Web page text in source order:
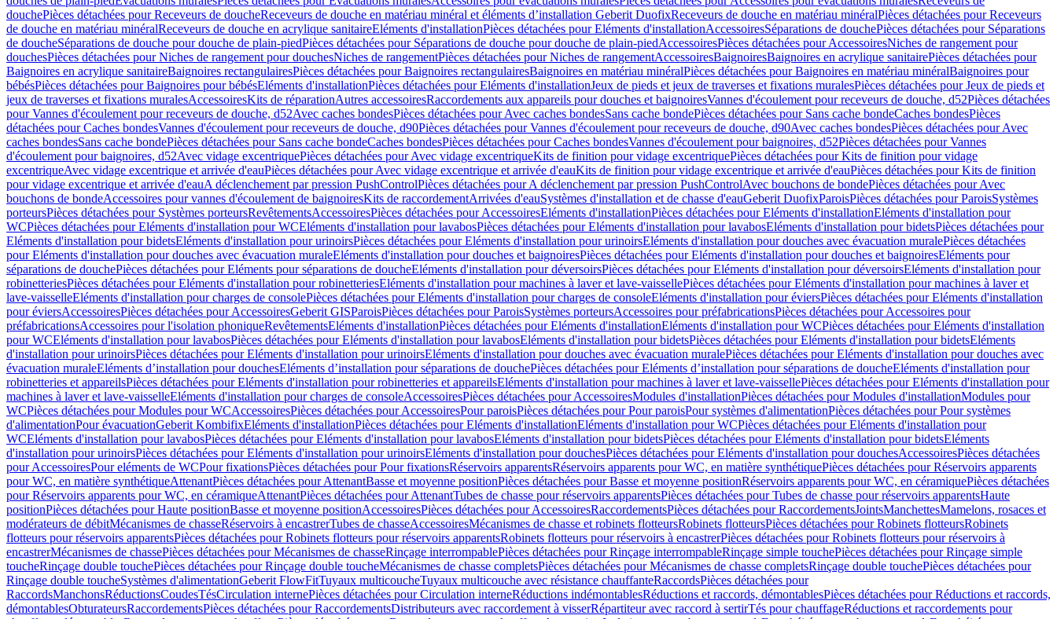
douchePièces détachées pour Receveurs de doucheReceveurs de douche en matériau minéral et éléments d’installation Geberit DuofixReceveurs de douche en matériau minéralPièces détachées pour Receveurs
de douche en matériau minéralReceveurs de douche en acrylique sanitaireEléments d'installationPièces détachées pour Eléments d'installationAccessoiresSéparations de douchePièces détachées pour Séparations
de doucheSéparations de douche pour douche de plain-piedPièces détachées pour Séparations de douche pour douche de plain-piedAccessoiresPièces détachées pour AccessoiresNiches de rangement pour
douchesPièces détachées pour Niches de rangement pour douchesNiches de rangementPièces détachées pour Niches de rangementAccessoiresBaignoiresBaignoires en acrylique sanitairePièces détachées pour
Baignoires en acrylique sanitaireBaignoires rectangulairesPièces détachées pour Baignoires rectangulairesBaignoires en matériau minéralPièces détachées pour Baignoires en matériau minéralBaignoires pour
bébésPièces détachées pour Baignoires pour bébésEléments d'installationPièces détachées pour Eléments d'installationJeux de pieds et jeux de traverses et fixations muralesPièces détachées pour Jeux de pieds et
jeux de traverses et fixations muralesAccessoiresKits de réparationAutres accessoiresRaccordements aux appareils pour douches et baignoiresVannes d'écoulement pour receveurs de douche, d52Pièces détachées
pour Vannes d'écoulement pour receveurs de douche, d52Avec caches bondesPièces détachées pour Avec caches bondesSans cache bondePièces détachées pour Sans cache bondeCaches bondesPièces
détachées pour Caches bondesVannes d'écoulement pour receveurs de douche, d90Pièces détachées pour Vannes d'écoulement pour receveurs de douche, d90Avec caches bondesPièces détachées pour Avec
caches bondesSans cache bondePièces détachées pour Sans cache bondeCaches bondesPièces détachées pour Caches bondesVannes d'écoulement pour baignoires, d52Pièces détachées pour Vannes
d'écoulement pour baignoires, d52Avec vidage excentriquePièces détachées pour Avec vidage excentriqueKits de finition pour vidage excentriquePièces détachées pour Kits de finition pour vidage
excentriqueAvec vidage excentrique et arrivée d'eauPièces détachées pour Avec vidage excentrique et arrivée d'eauKits de finition pour vidage excentrique et arrivée d'eauPièces détachées pour Kits de finition
pour vidage excentrique et arrivée d'eauA déclenchement par pression PushControlPièces détachées pour A déclenchement par pression PushControlAvec bouchons de bondePièces détachées pour Avec
bouchons de bondeAccessoires pour vannes d'écoulement de baignoiresKits de raccordementArrivées d'eauSystèmes d'installation et de chasse d'eauGeberit DuofixParoisPièces détachées pour ParoisSystèmes
porteursPièces détachées pour Systèmes porteursRevêtementsAccessoiresPièces détachées pour AccessoiresEléments d'installationPièces détachées pour Eléments d'installationEléments d'installation pour
WCPièces détachées pour Eléments d'installation pour WCEléments d'installation pour lavabosPièces détachées pour Eléments d'installation pour lavabosEléments d'installation pour bidetsPièces détachées pour
Eléments d'installation pour bidetsEléments d'installation pour urinoirsPièces détachées pour Eléments d'installation pour urinoirsEléments d'installation pour douches avec évacuation muralePièces détachées
pour Eléments d'installation pour douches avec évacuation muraleEléments d'installation pour douches et baignoiresPièces détachées pour Eléments d'installation pour douches et baignoiresEléments pour
séparations de douchePièces détachées pour Eléments pour séparations de doucheEléments d'installation pour déversoirsPièces détachées pour Eléments d'installation pour déversoirsEléments d'installation pour
robinetteriesPièces détachées pour Eléments d'installation pour robinetteriesEléments d'installation pour machines à laver et lave-vaissellePièces détachées pour Eléments d'installation pour machines à laver et
lave-vaisselleEléments d'installation pour charges de consolePièces détachées pour Eléments d'installation pour charges de consoleEléments d'installation pour éviersPièces détachées pour Eléments d'installation
pour éviersAccessoiresPièces détachées pour AccessoiresGeberit GISParoisPièces détachées pour ParoisSystèmes porteursAccessoires pour préfabricationsPièces détachées pour Accessoires pour
préfabricationsAccessoires pour l'isolation phoniqueRevêtementsEléments d'installationPièces détachées pour Eléments d'installationEléments d'installation pour WCPièces détachées pour Eléments d'installation
pour WCEléments d'installation pour lavabosPièces détachées pour Eléments d'installation pour lavabosEléments d'installation pour bidetsPièces détachées pour Eléments d'installation pour bidetsEléments
d'installation pour urinoirsPièces détachées pour Eléments d'installation pour urinoirsEléments d'installation pour douches avec évacuation muralePièces détachées pour Eléments d'installation pour douches avec
évacuation muraleEléments d’installation pour douchesEléments d’installation pour séparations de douchePièces détachées pour Eléments d’installation pour séparations de doucheEléments d'installation pour
robinetteries et appareilsPièces détachées pour Eléments d'installation pour robinetteries et appareilsEléments d'installation pour machines à laver et lave-vaissellePièces détachées pour Eléments d'installation pour
machines à laver et lave-vaisselleEléments d'installation pour charges de consoleAccessoiresPièces détachées pour AccessoiresModules d'installationPièces détachées pour Modules d'installationModules pour
WCPièces détachées pour Modules pour WCAccessoiresPièces détachées pour AccessoiresPour paroisPièces détachées pour Pour paroisPour systèmes d'alimentationPièces détachées pour Pour systèmes
d'alimentationPour évacuationGeberit KombifixEléments d'installationPièces détachées pour Eléments d'installationEléments d'installation pour WCPièces détachées pour Eléments d'installation pour
WCEléments d'installation pour lavabosPièces détachées pour Eléments d'installation pour lavabosEléments d'installation pour bidetsPièces détachées pour Eléments d'installation pour bidetsEléments
d'installation pour urinoirsPièces détachées pour Eléments d'installation pour urinoirsEléments d'installation pour douchesPièces détachées pour Eléments d'installation pour douchesAccessoiresPièces détachées
pour AccessoiresPour eléments de WCPour fixationsPièces détachées pour Pour fixationsRéservoirs apparentsRéservoirs apparents pour WC, en matière synthétiquePièces détachées pour Réservoirs apparents
pour WC, en matière synthétiqueAttenantPièces détachées pour AttenantBasse et moyenne positionPièces détachées pour Basse et moyenne positionRéservoirs apparents pour WC, en céramiquePièces détachées
pour Réservoirs apparents pour WC, en céramiqueAttenantPièces détachées pour AttenantTubes de chasse pour réservoirs apparentsPièces détachées pour Tubes de chasse pour réservoirs apparentsHaute
positionPièces détachées pour Haute positionBasse et moyenne positionAccessoiresPièces détachées pour AccessoiresRaccordementsPièces détachées pour RaccordementsJointsManchettesMamelons, rosaces et
modérateurs de débitMécanismes de chasseRéservoirs à encastrerTubes de chasseAccessoiresMécanismes de chasse et robinets flotteursRobinets flotteursPièces détachées pour Robinets flotteursRobinets
flotteurs pour réservoirs apparentsPièces détachées pour Robinets flotteurs pour réservoirs apparentsRobinets flotteurs pour réservoirs à encastrerPièces détachées pour Robinets flotteurs pour réservoirs à
encastrerMécanismes de chassePièces détachées pour Mécanismes de chasseRinçage interrompablePièces détachées pour Rinçage interrompableRinçage simple touchePièces détachées pour Rinçage simple
toucheRinçage double touchePièces détachées pour Rinçage double toucheMécanismes de chasse completsPièces détachées pour Mécanismes de chasse completsRinçage double touchePièces détachées pour
Rinçage double toucheSystèmes d'alimentationGeberit FlowFitTuyaux multicoucheTuyaux multicouche avec résistance chauffanteRaccordsPièces détachées pour
RaccordsManchonsRéductionsCoudesTésCirculation internePièces détachées pour Circulation interneRéductions indémontablesRéductions et raccords, démontablesPièces détachées pour Réductions et raccords,
démontablesObturateursRaccordementsPièces détachées pour RaccordementsDistributeurs avec raccordement à visserRépartiteur avec raccord à sertirTés pour chauffageRéductions et raccordements pour